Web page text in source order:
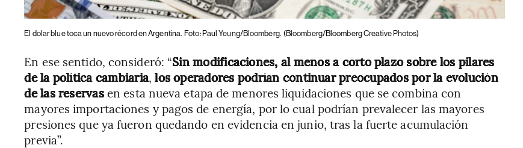
El dolar blue toca un nuevo récord en Argentina. Foto: Paul Yeung/Bloomberg. (Bloomberg/Bloomberg Creative Photos)
En ese sentido, consideró: “Sin modificaciones, al menos a corto plazo sobre los pilares
de la política cambiaria,los operadores podrían continuar preocupados por la evolución
de las reservasen esta nueva etapa de menores liquidaciones que se combina con
mayores importaciones y pagos de energía, por lo cual podrían prevalecer las mayores
presiones que ya fueron quedando en evidencia en junio, tras la fuerte acumulación
previa”.